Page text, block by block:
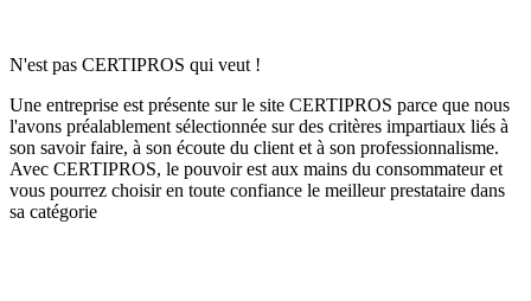
N'est pas CERTIPROS qui veut !
Une entreprise est présente sur le site CERTIPROS parce que nous
l'avons préalablement sélectionnée sur des critères impartiaux liés à
son savoir faire, à son écoute du client et à son professionnalisme.
Avec CERTIPROS, le pouvoir est aux mains du consommateur et
vous pourrez choisir en toute confiance le meilleur prestataire dans
sa catégorie